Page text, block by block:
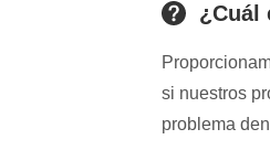
¿Cuál
si nuestros
problema